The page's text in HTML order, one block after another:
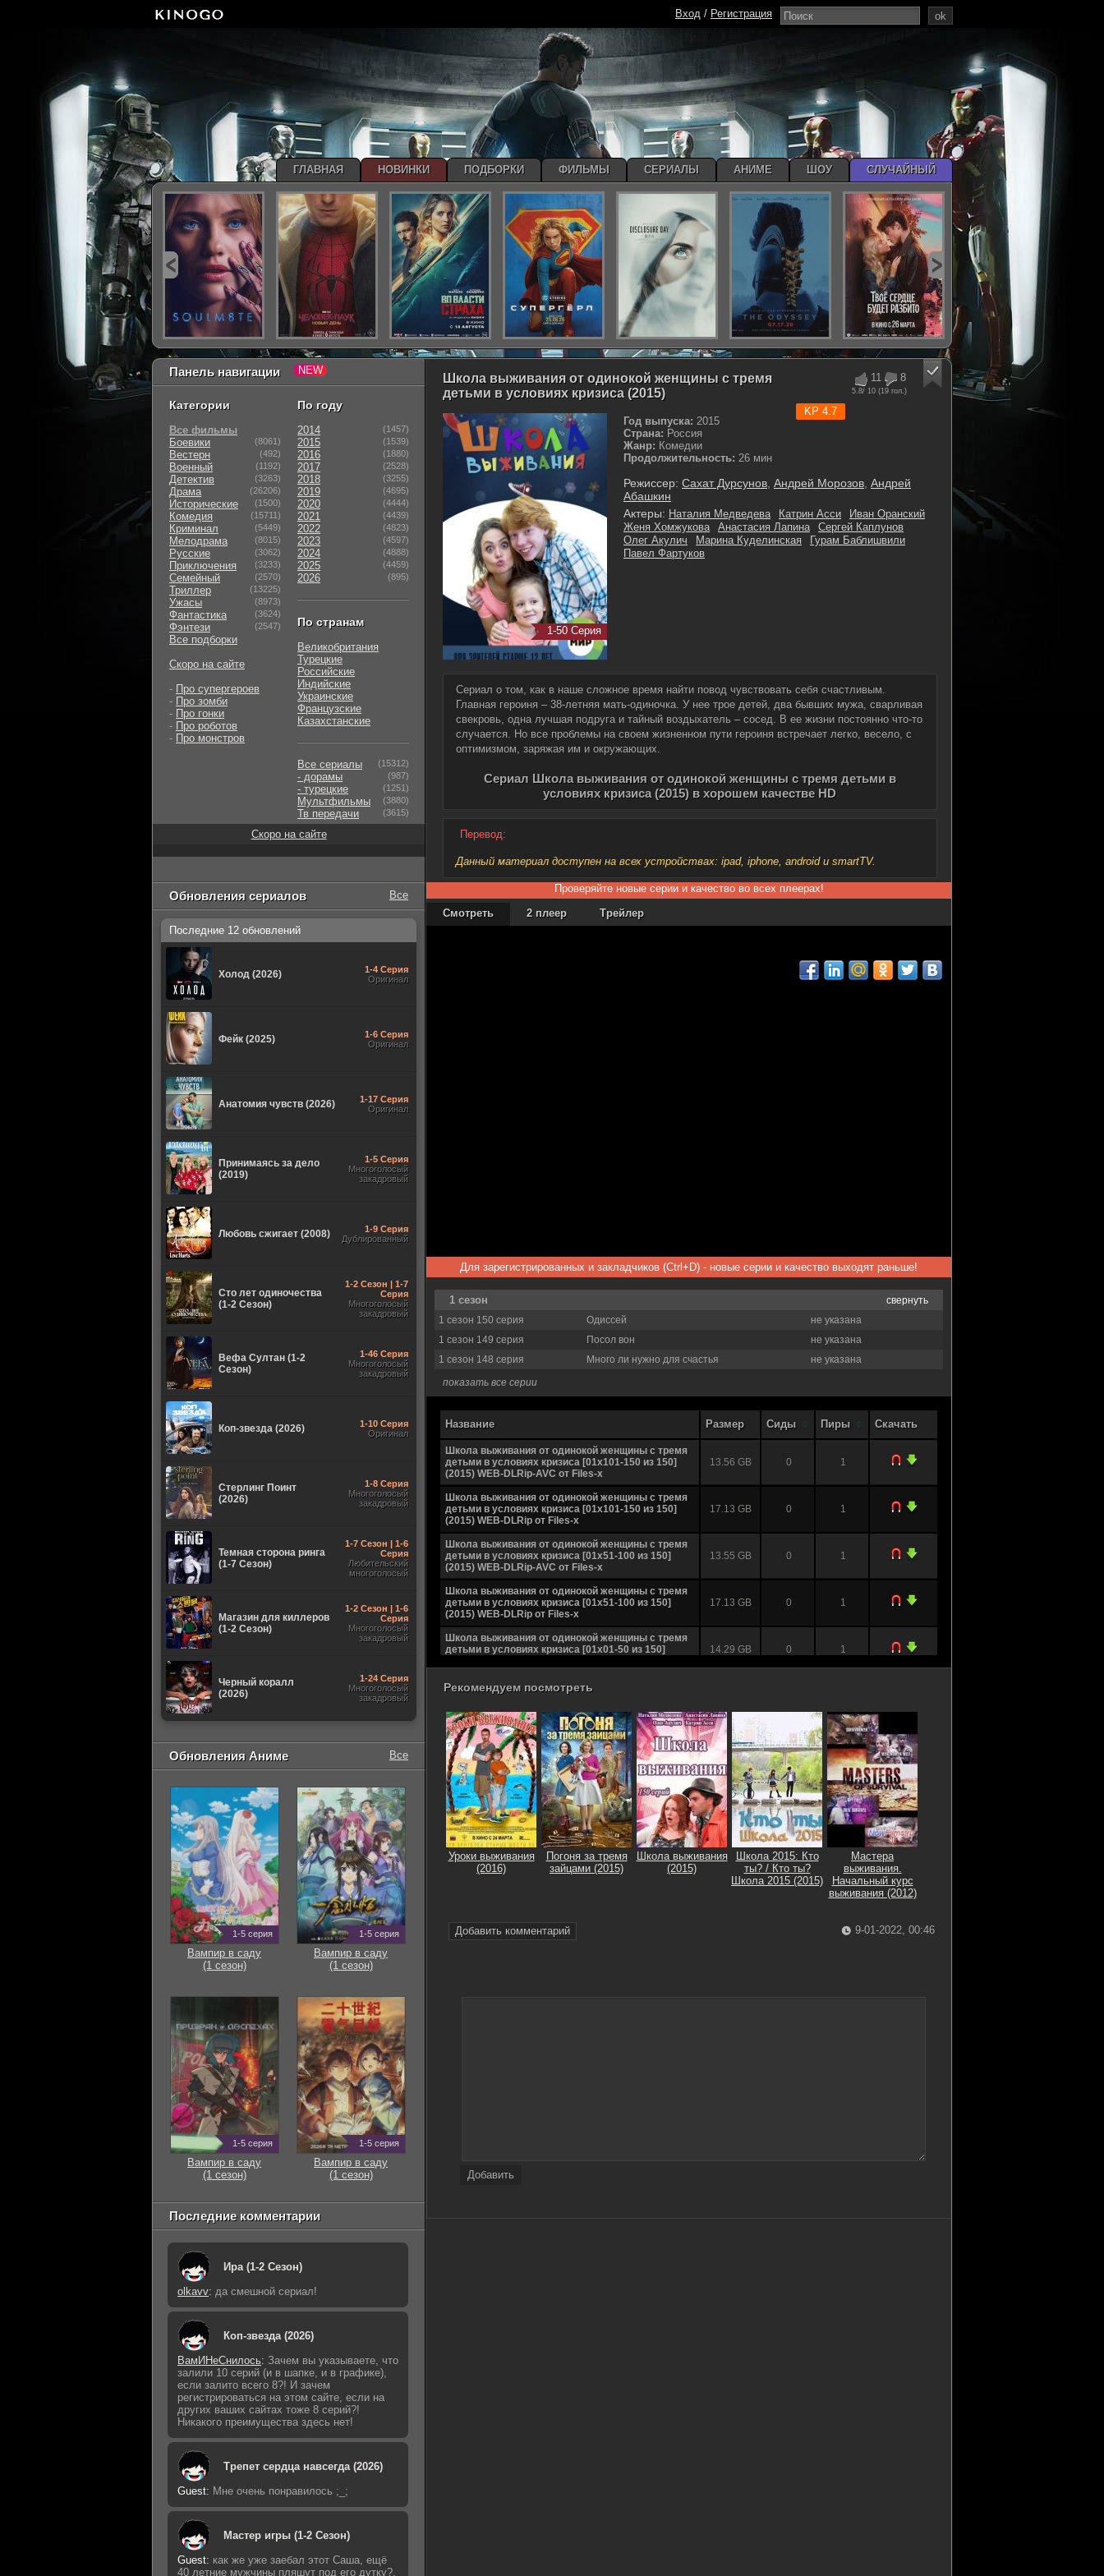
11 8
5.8/ 10 (19 гол.)
KP 4.7
Школа выживания от одинокой женщины с тремя
детьми в условиях кризиса (2015)
1-50 Серия
Год выпуска: 2015
Страна: Россия
Жанр: Комедии
Продолжительность: 26 мин
Режиссер: Сахат Дурсунов Андрей Морозов Андрей
Абашкин
Актеры: Наталия Медведева Катрин Асси
Иван Оранский
Женя Хомжукова
Анастасия Лапина
Сергей Каплунов
Олег Акулич
Марина Куделинская
Гурам Баблишвили
Павел Фартуков
Сериал о том, как в наше сложное время найти повод чувствовать себя счастливым.
Главная героиня – 38-летняя мать-одиночка. У нее трое детей, два бывших мужа, сварливая
свекровь, одна лучшая подруга и тайный воздыхатель – сосед. В ее жизни постоянно что-то
случается. Но все проблемы на своем жизненном пути героиня встречает легко, весело, с
оптимизмом, заряжая им и окружающих.
Сериал Школа выживания от одинокой женщины с тремя детьми в
условиях кризиса (2015) в хорошем качестве HD
Перевод:
Данный материал доступен на всех устройствах: ipad, iphone, android и smartTV.
Проверяйте новые серии и качество во всех плеерах!
Смотреть
2 плеер Трейлер
Для зарегистрированных и закладчиков (Ctrl+D) - новые серии и качество выходят раньше!
1 сезон
свернуть
1 сезон 150 серия
Одиссей
не указана
1 сезон 149 серия
Посол вон
не указана
1 сезон 148 серия
Много ли нужно для счастья
не указана
показать все серии
Название Размер Сиды Пиры Скачать
Школа выживания от одинокой женщины с тремя
детьми в условиях кризиса [01х101-150 из 150]
(2015) WEB-DLRip-AVC от Files-x
13.56 GB 0 1
Школа выживания от одинокой женщины с тремя
детьми в условиях кризиса [01x101-150 из 150]
(2015) WEB-DLRip от Files-х
17.13 GB 0 1
Школа выживания от одинокой женщины с тремя
детьми в условиях кризиса [01х51-100 из 150]
(2015) WEB-DLRip-AVC от Files-x
13.55 GB 0 1
Школа выживания от одинокой женщины с тремя
детьми в условиях кризиса [01х51-100 из 150]
(2015) WEB-DLRip от Files-x
17.13 GB 0 1
Школа выживания от одинокой женщины с тремя
детьми в условиях кризиса [01х01-50 из 150]
14.29 GB 0 1
Школа выживания от одинокой женщины с тремя
детьми в условиях кризиса [01х01-50 из 150]
Рекомендуем посмотреть
Уроки выживания
(2016)
Погоня за тремя
зайцами (2015)
Школа выживания
(2015)
Школа 2015: Кто
ты? / Кто ты?
Школа 2015 (2015)
Мастера
выживания.
Начальный курс
выживания (2012)
Добавить комментарий 9-01-2022, 00:46
Добавить
Панель навигации
Категории
Все фильмы
Боевики
(8061)
Вестерн (492)
Военный (1192)
Детектив (3263)
Драма (26206)
Исторические (1500)
Комедия (15711)
Криминал (5449)
Мелодрама (8015)
Русские (3062)
Приключения (3233)
Семейный (2570)
Триллер (13225)
Ужасы (8973)
Фантастика (3624)
Фэнтези (2547)
Все подборки
Скоро на сайте
- Про супергероев
- Про зомби
- Про гонки
- Про роботов
- Про монстров
По году
2014 (1457)
2015 (1539)
2016 (1880)
2017 (2528)
2018 (3255)
2019 (4695)
2020 (4444)
2021 (4439)
2022 (4823)
2023 (4597)
2024 (4888)
2025 (4459)
2026 (895)
По странам
Великобритания
Турецкие
Российские
Индийские
Украинские
Французские
Казахстанские
Все сериалы (15312)
- дорамы (987)
- турецкие (1251)
Мультфильмы (3880)
Тв передачи (3615)
Скоро на сайте
Обновления сериалов Все
Последние 12 обновлений
Холод (2026)
1-4 Серия
Оригинал
Фейк (2025)
1-6 Серия
Оригинал
Анатомия чувств (2026)
1-17 Серия
Оригинал
Принимаясь за дело
(2019)
1-5 Серия
Многоголосый
закадровый
Любовь сжигает (2008)
1-9 Серия
Дублированный
Сто лет одиночества
(1-2 Сезон)
1-2 Сезон | 1-7
Серия
Многоголосый
закадровый
Вефа Султан (1-2
Сезон)
1-46 Серия
Многоголосый
закадровый
Коп-звезда (2026)
1-10 Серия
Оригинал
Стерлинг Поинт
(2026)
1-8 Серия
Многоголосый
закадровый
Темная сторона ринга
(1-7 Сезон)
1-7 Сезон | 1-6
Серия
Любительский
многоголосый
Магазин для киллеров
(1-2 Сезон)
1-2 Сезон | 1-6
Серия
Многоголосый
закадровый
Черный коралл
(2026)
1-24 Серия
Многоголосый
закадровый
Обновления Аниме Все
1-5 серия
Вампир в саду
(1 сезон)
1-5 серия
Вампир в саду
(1 сезон)
1-5 серия
Вампир в саду
(1 сезон)
1-5 серия
Вампир в саду
(1 сезон)
Последние комментарии
Ира (1-2 Сезон)
olkavv: да смешной сериал!
Коп-звезда (2026)
ВамИНеСнилось: Зачем вы указываете, что
залили 10 серий (и в шапке, и в графике),
если залито всего 8?! И зачем
регистрироваться на этом сайте, если на
других ваших сайтах тоже 8 серий?!
Никакого преимущества здесь нет!
Трепет сердца навсегда (2026)
Guest: Мне очень понравилось ;_;
Мастер игры (1-2 Сезон)
Guest: как же уже заебал этот Саша, ещё
40 летние мужчины пляшут под его дутку?,
ok
Вход / Регистрация
ГЛАВНАЯ НОВИНКИ ПОДБОРКИ ФИЛЬМЫ СЕРИАЛЫ АНИМЕ ШОУ СЛУЧАЙНЫЙ